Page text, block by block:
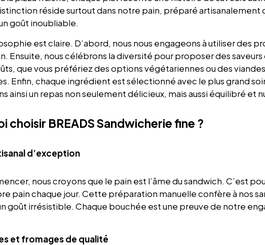
résidesurtoutdans notre pain, préparé artisanalement
goût inoubliable.
est claire. D’abord, nous nous engageons à utiliser des
Ensuite, nous célébrons la diversité pour proposer des
que vous préfériez des options végétariennesoudesviandes
Enfin, chaque ingrédient est sélectionné avec le plus grand
ainsi un repas non seulement délicieux, mais aussi équilibré et
choisir BREADS Sandwicherie fine ?
d’exception
nous croyons que le pain est l’âme du sandwich. C’est
pain chaque jour. Cette préparation manuelle confère à nos
goût irrésistible. Chaque bouchée est une preuve de notre
et fromages de qualité